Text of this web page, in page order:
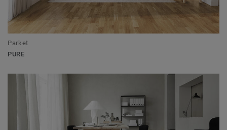
Parket
PURE